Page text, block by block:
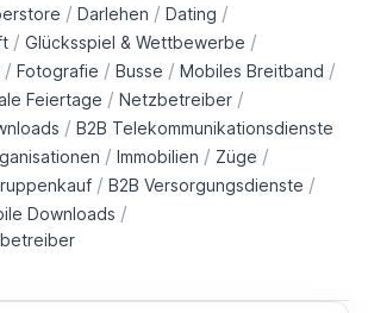
/ Darlehen / Dating /
/ Glücksspiel & Wettbewerbe /
/ Fotografie / Busse / Mobiles Breitband /
Feiertage / Netzbetreiber /
/ B2B Telekommunikationsdienste
/ Immobilien / Züge /
/ B2B Versorgungsdienste /
Downloads /